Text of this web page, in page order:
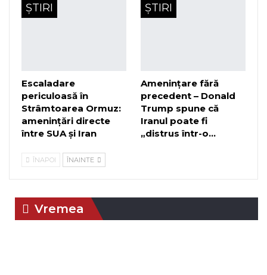
ȘTIRI
Escaladare
periculoasă în
Strâmtoarea Ormuz:
amenințări directe
între SUA și Iran
ȘTIRI
Amenințare fără
precedent – Donald
Trump spune că
Iranul poate fi
„distrus într-o…
ÎNAPOI ÎNAINTE
Vremea